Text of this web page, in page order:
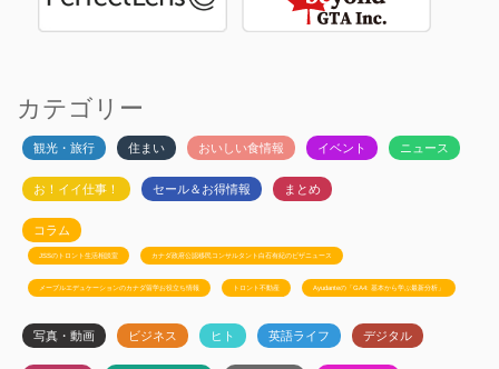
カテゴリー
観光・旅行 住まい おいしい食情報 イベント ニュース
お！イイ仕事！ セール＆お得情報 まとめ
コラム
JSSのトロント生活相談室 カナダ政府公認移民コンサルタント白石有紀のビザニュース
メープルエデュケーションのカナダ留学お役立ち情報 トロント不動産 Ayudanteの「GA4: 基本から学ぶ最新分析」
写真・動画 ビジネス ヒト 英語ライフ デジタル